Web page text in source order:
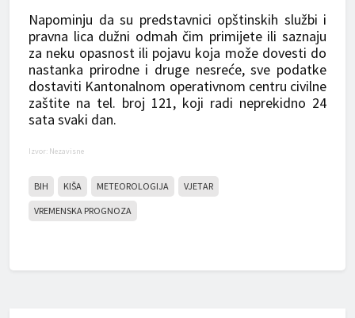
Napominju da su predstavnici opštinskih službi i
pravna lica dužni odmah čim primijete ili saznaju
za neku opasnost ili pojavu koja može dovesti do
nastanka prirodne i druge nesreće, sve podatke
dostaviti Kantonalnom operativnom centru civilne
zaštite na tel. broj 121, koji radi neprekidno 24
sata svaki dan.
Izvor: Nezavisne
BIH KIŠA METEOROLOGIJA VJETAR
VREMENSKA PROGNOZA